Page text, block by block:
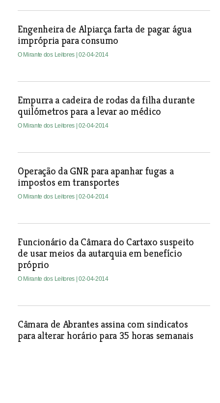
Engenheira de Alpiarça farta de pagar água
imprópria para consumo
O Mirante dos Leitores | 02-04-2014
Empurra a cadeira de rodas da filha durante
quilómetros para a levar ao médico
O Mirante dos Leitores | 02-04-2014
Operação da GNR para apanhar fugas a
impostos em transportes
O Mirante dos Leitores | 02-04-2014
Funcionário da Câmara do Cartaxo suspeito
de usar meios da autarquia em benefício
próprio
O Mirante dos Leitores | 02-04-2014
Câmara de Abrantes assina com sindicatos
para alterar horário para 35 horas semanais